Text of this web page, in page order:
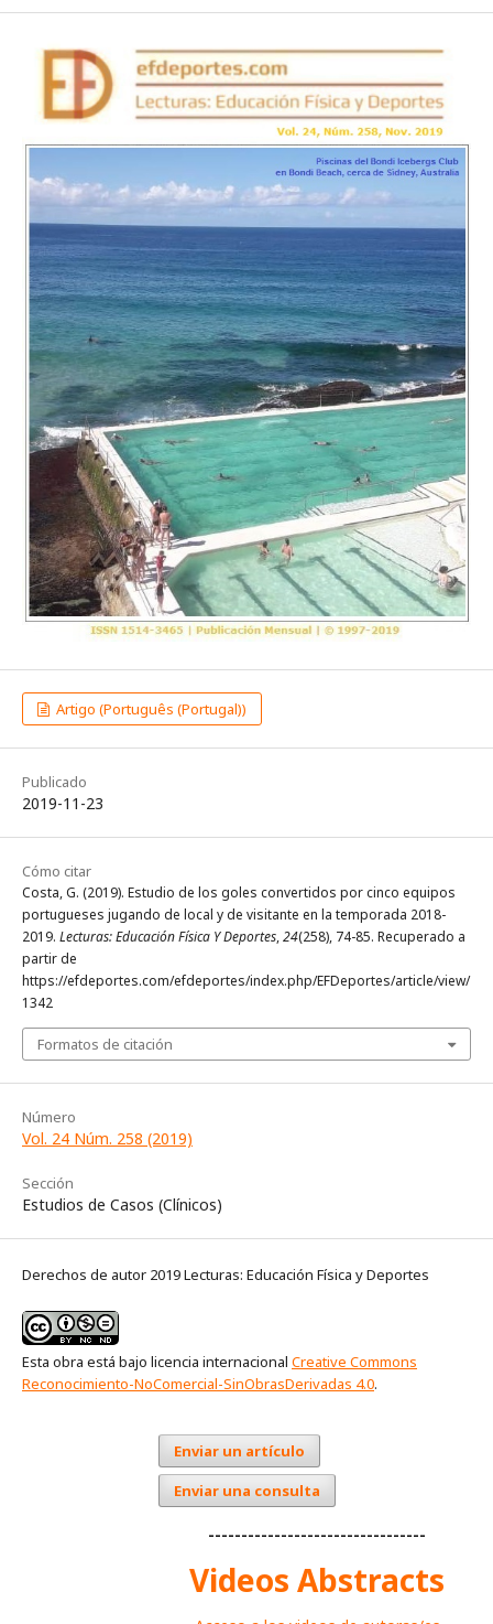
Artigo (Português (Portugal))
Publicado
2019-11-23
Cómo citar
Costa, G. (2019). Estudio de los goles convertidos por cinco equipos
portugueses jugando de local y de visitante en la temporada 2018-
2019. Lecturas: Educación Física Y Deportes,24(258), 74-85. Recuperado a
partir de
https://efdeportes.com/efdeportes/index.php/EFDeportes/article/view/
1342
Formatos de citación
Número
Vol. 24 Núm. 258 (2019)
Sección
Estudios de Casos (Clínicos)
Derechos de autor 2019 Lecturas: Educación Física y Deportes
Esta obra está bajo licencia internacional Creative Commons
Reconocimiento-NoComercial-SinObrasDerivadas 4.0.
Enviar un artículo
Enviar una consulta
---------------------------------
Videos Abstracts